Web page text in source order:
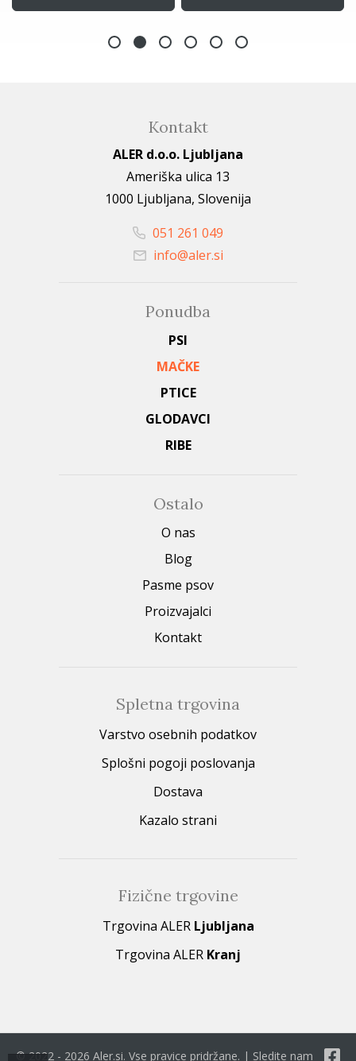
Kontakt
ALER d.o.o. Ljubljana
Ameriška ulica 13
1000 Ljubljana, Slovenija
051 261 049
info@aler.si
Ponudba
PSI
MAČKE
PTICE
GLODAVCI
RIBE
Ostalo
O nas
Blog
Pasme psov
Proizvajalci
Kontakt
Spletna trgovina
Varstvo osebnih podatkov
Splošni pogoji poslovanja
Dostava
Kazalo strani
Fizične trgovine
Trgovina ALER Ljubljana
Trgovina ALER Kranj
© 2022 - 2026 Aler.si. Vse pravice pridržane. | Sledite nam